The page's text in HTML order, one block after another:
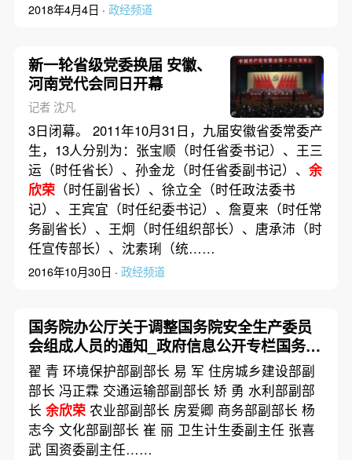
2018年4月4日 · 政经频道
新一轮省级党委换届 安徽、
河南党代会同日开幕
记者 沈凡
3日闭幕。 2011年10月31日，九届安徽省委常委产
生，13人分别为：张宝顺（时任省委书记）、王三
运（时任省长）、孙金龙（时任省委副书记）、 余
欣荣（时任副省长）、徐立全（时任政法委书
记）、王宾宜（时任纪委书记）、詹夏来（时任常
务副省长）、王炯（时任组织部长）、唐承沛（时
任宣传部长）、沈素琍（统……
2016年10月30日 · 政经频道
国务院办公厅关于调整国务院安全生产委员
会组成人员的通知_政府信息公开专栏国务院
办公厅关于调整国务院安全生产委员会组成
人员的通知
翟 青 环境保护部副部长 易 军 住房城乡建设部副
部长 冯正霖 交通运输部副部长 矫 勇 水利部副部
长 余欣荣农业部副部长 房爱卿 商务部副部长 杨
志今 文化部副部长 崔 丽 卫生计生委副主任 张喜
武 国资委副主任……